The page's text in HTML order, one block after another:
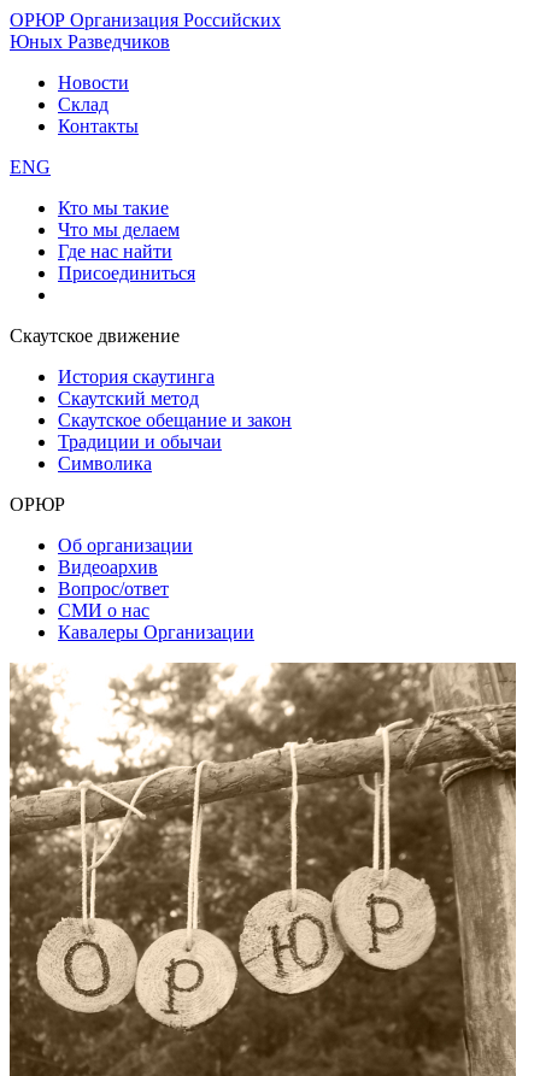
ОРЮР Организация Российских
Юных Разведчиков
Новости
Склад
Контакты
ENG
Кто мы такие
Что мы делаем
Где нас найти
Присоединиться
Скаутское движение
История скаутинга
Скаутский метод
Скаутское обещание и закон
Традиции и обычаи
Символика
ОРЮР
Об организации
Видеоархив
Вопрос/ответ
СМИ о нас
Кавалеры Организации